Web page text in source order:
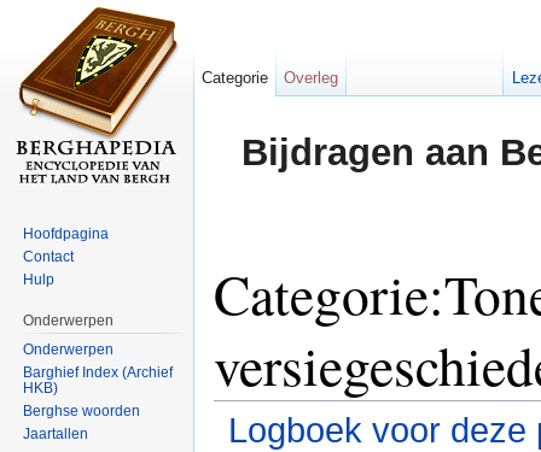
Bijdragen aan
Logboek voor deze
Categorie Overleg
Hoofdpagina
Contact
Hulp
Onderwerpen
Onderwerpen
Barghief Index (Archief
HKB)
Berghse woorden
Jaartallen